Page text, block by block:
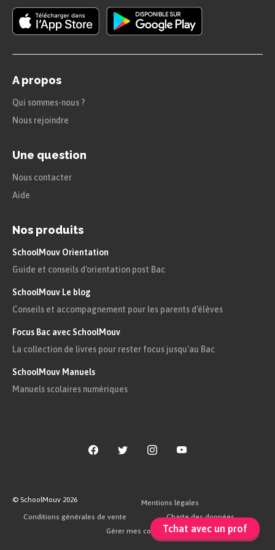
Tchat avec un prof
encore réalisées en 1914 pour que se
développent des
mouvements nationalistes
capables de mettre en danger la domination
Définition
territoire colonisé et la création d’un
toutefois, mais ils sont assez localisés et restent
le fait de minorités d’intellectuels : en 1907, le
comité Union et Progrès apparaît en Tunisie et
publie ses idées nationalistes dans le journal
Tunisien.
La politique coloniale suscite de nombreux
Dès 1880 cependant, on assiste à une
contestation du colonialisme, qui reste
néanmoins marginale. À partir de 1900,
A propos
Qui sommes-nous ?
Nous rejoindre
Une question
Nous contacter
Aide
Nos produits
SchoolMouv Orientation
Guide et conseils d'orientation post Bac
SchoolMouv Le blog
Conseils et accompagnement pour les parents d'élèves
Focus Bac avec SchoolMouv
La collection de livres pour rester focus jusqu'au Bac
SchoolMouv Manuels
Manuels scolaires numériques
© SchoolMouv 2026
Mentions légales
Conditions générales de vente
Charte des données
Gérer mes cookies